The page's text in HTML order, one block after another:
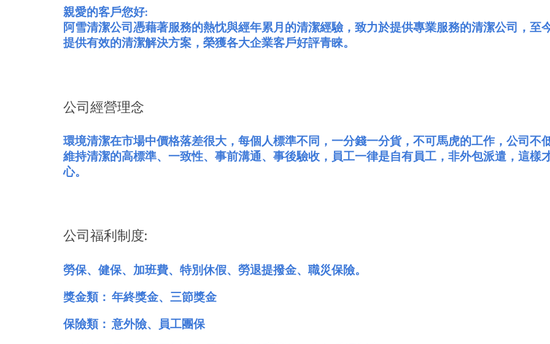
親愛的客戶您好:
阿雪清潔公司憑藉著服務的熱忱與經年累月的清潔經驗，致力於提供專業服務的清潔公司，
提供有效的清潔解決方案，榮獲各大企業客戶好評青睞。
公司經營理念
環境清潔在市場中價格落差很大，每個人標準不同，一分錢一分貨，不可馬虎的工作，公司不
維持清潔的高標準、一致性、事前溝通、事後驗收，員工一律是自有員工，非外包派遣，這樣
心。
公司福利制度:
勞保、健保、加班費、特別休假、勞退提撥金、職災保險。
獎金類： 年終獎金、三節獎金
保險類： 意外險、員工團保